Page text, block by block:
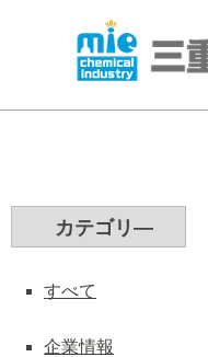
カテゴリ―
すべて
企業情報